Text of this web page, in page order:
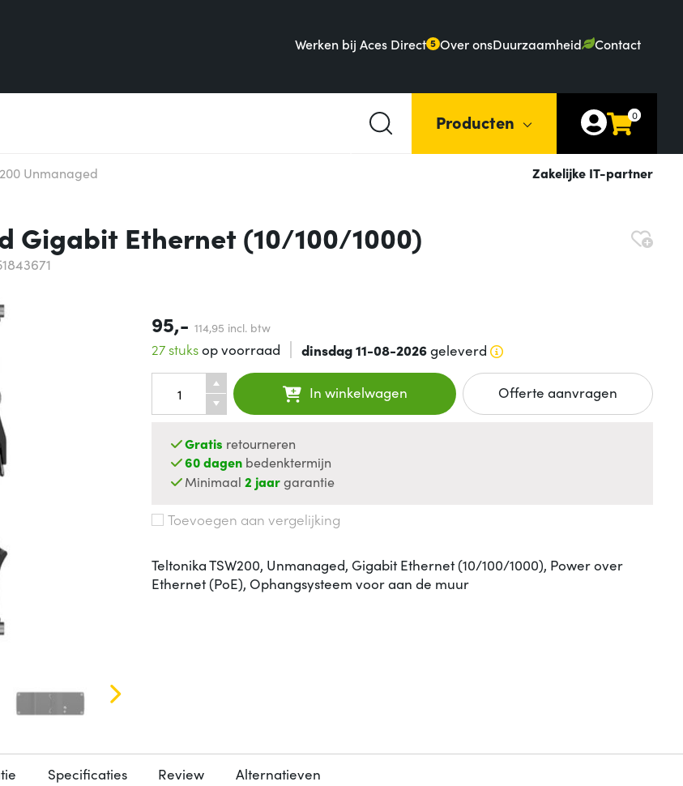
Werken bij Aces Direct 5 Over onsDuurzaamheid Contact
Producten 0
Unmanaged Zakelijke IT-partner
Gigabit Ethernet (10/100/1000)
95,- 114,95 incl. btw
27 stuksop voorraad dinsdag 11-08-2026geleverd
In winkelwagen Offerte aanvragen
Gratis retourneren
60 dagen bedenktermijn
Minimaal2 jaargarantie
Toevoegen aan vergelijking
Teltonika TSW200, Unmanaged, Gigabit Ethernet (10/100/1000), Power over
Ethernet (PoE), Ophangsysteem voor aan de muur
Specificaties Review Alternatieven